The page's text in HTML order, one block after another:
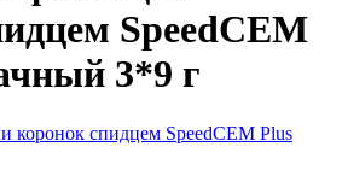
SpeedCEM
3*9 г